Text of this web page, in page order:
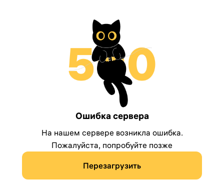
Ошибка сервера
На нашем сервере возникла ошибка.
Пожалуйста, попробуйте позже
Перезагрузить